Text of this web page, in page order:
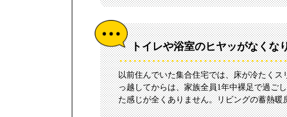
トイレや浴室のヒヤッがなくな
以前住んでいた集合住宅では、床が冷たく
っ越してからは、家族全員1年中裸足で過ご
た感じが全くありません。リビングの蓄熱